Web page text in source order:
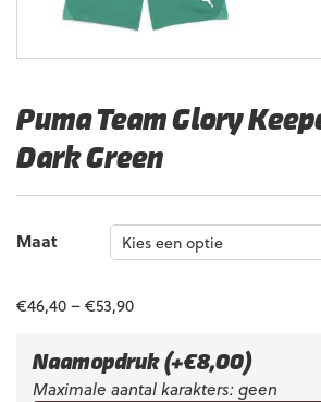
Puma Team Glory
Dark Green
Maat
€46,40–€53,90
Naamopdruk (+€8,00)
Maximale aantal karakters: geen